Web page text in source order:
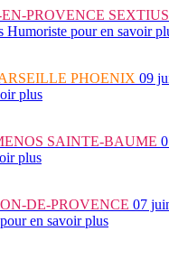
PROVENCE SEXTIUS
Humoriste pour en savoir
PHOENIX 09
plus
SAINTE-BAUME
plus
DE-PROVENCE 07
pour en savoir plus